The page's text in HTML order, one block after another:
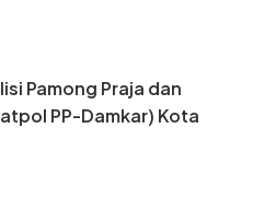
Pamong Praja dan
PP-Damkar) Kota